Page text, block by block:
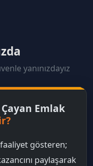
yanınızdayız
Emlak
faaliyet gösteren;
paylaşarak